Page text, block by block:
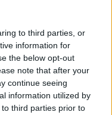
to third parties, or
information for
the below opt-out
note that after your
continue seeing
information utilized by
third parties prior to